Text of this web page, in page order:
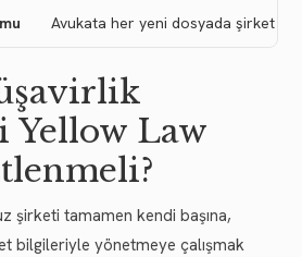
Avukata her yeni dosyada şirket
Yellow Law
şirketi tamamen kendi başına,
bilgileriyle yönetmeye çalışmak